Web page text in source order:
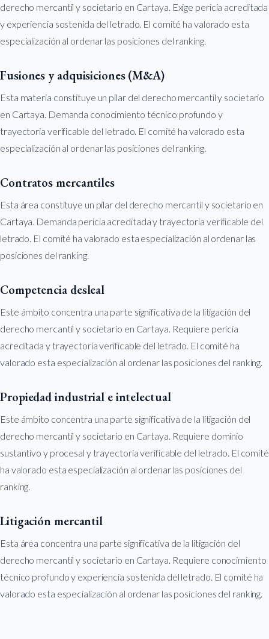
derecho mercantil y societario en Cartaya. Exige pericia acreditada
y experiencia sostenida del letrado. El comité ha valorado esta
especialización al ordenar las posiciones del ranking.
Fusiones y adquisiciones (M&A)
Esta materia constituye un pilar del derecho mercantil y societario
en Cartaya. Demanda conocimiento técnico profundo y
trayectoria verificable del letrado. El comité ha valorado esta
especialización al ordenar las posiciones del ranking.
Contratos mercantiles
Esta área constituye un pilar del derecho mercantil y societario en
Cartaya. Demanda pericia acreditada y trayectoria verificable del
letrado. El comité ha valorado esta especialización al ordenar las
posiciones del ranking.
Competencia desleal
Este ámbito concentra una parte significativa de la litigación del
derecho mercantil y societario en Cartaya. Requiere pericia
acreditada y trayectoria verificable del letrado. El comité ha
valorado esta especialización al ordenar las posiciones del ranking.
Propiedad industrial e intelectual
Este ámbito concentra una parte significativa de la litigación del
derecho mercantil y societario en Cartaya. Requiere dominio
sustantivo y procesal y trayectoria verificable del letrado. El comité
ha valorado esta especialización al ordenar las posiciones del
ranking.
Litigación mercantil
Esta área concentra una parte significativa de la litigación del
derecho mercantil y societario en Cartaya. Requiere conocimiento
técnico profundo y experiencia sostenida del letrado. El comité ha
valorado esta especialización al ordenar las posiciones del ranking.